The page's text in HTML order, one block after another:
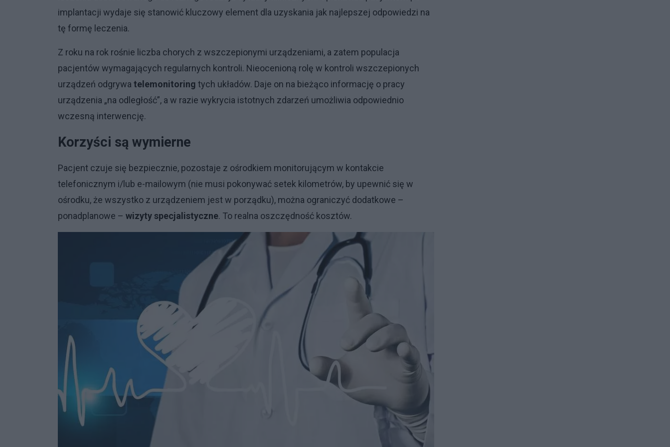
implantacji wydaje się stanowić kluczowy element dla uzyskania jak najlepszej odpowiedzi na
tę formę leczenia.
Z roku na rok rośnie liczba chorych z wszczepionymi urządzeniami, a zatem populacja
pacjentów wymagających regularnych kontroli. Nieocenioną rolę w kontroli wszczepionych
urządzeń odgrywa telemonitoring tych układów. Daje on na bieżąco informację o pracy
urządzenia „na odległość”, a w razie wykrycia istotnych zdarzeń umożliwia odpowiednio
wczesną interwencję.
Korzyści są wymierne
Pacjent czuje się bezpiecznie, pozostaje z ośrodkiem monitorującym w kontakcie
telefonicznym i/lub e-mailowym (nie musi pokonywać setek kilometrów, by upewnić się w
ośrodku, że wszystko z urządzeniem jest w porządku), można ograniczyć dodatkowe –
ponadplanowe – wizyty specjalistyczne. To realna oszczędność kosztów.